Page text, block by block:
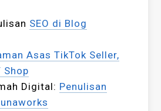
SEO di Blog
Asas TikTok Seller,
Digital: Penulisan